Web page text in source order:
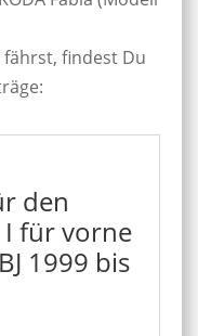
fährst, findest Du
den
I für vorne
1999 bis